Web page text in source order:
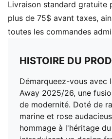
une touche classique,
FC.
CARACTÉRISTIQUES ET
transpiration de votre peau
sec et à l'aise pendant
Dans le cadre du
vêtement est composé
recyclées provenant de
matières usagées
DÉTAILS
Livraison standard gratuite
plus de 75$ avant taxes,
toutes les commandes
HISTOIRE DU
Démarqueez-vous avec
Away 2025/26, une
de modernité. Doté de
marine et rose
hommage à l'héritage